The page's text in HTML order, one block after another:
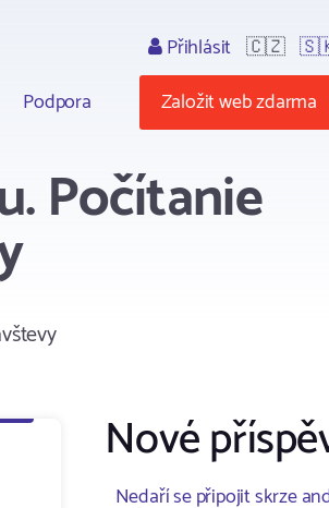
Podpora
Přihlásit 🇨🇿
Založit web zdarma
Počítanie
Nové
Nedaří se připojit skrze